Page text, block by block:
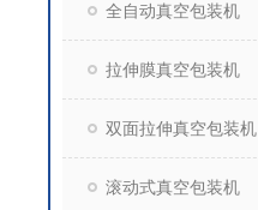
全自动真空包装机
拉伸膜真空包装机
双面拉伸真空包装机
滚动式真空包装机